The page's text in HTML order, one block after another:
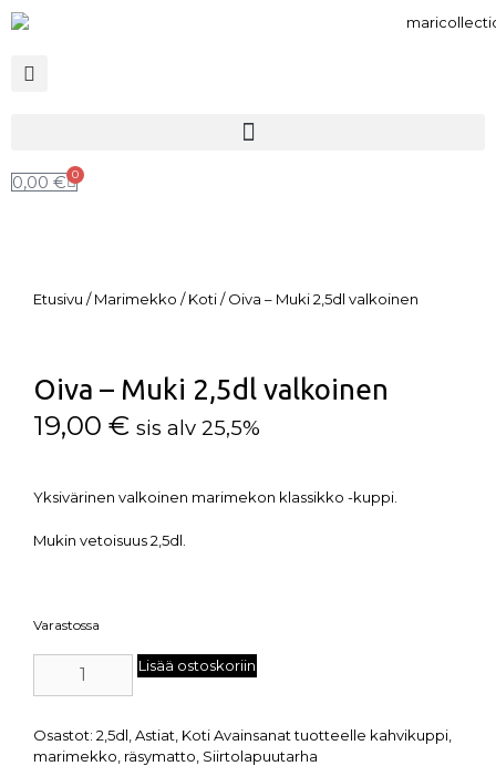
0,00 € 0
Etusivu /Marimekko /Koti/ Oiva – Muki 2,5dl valkoinen
Oiva – Muki 2,5dl valkoinen
19,00 € sis alv 25,5%
Yksivärinen valkoinen marimekon klassikko -kuppi.
Mukin vetoisuus 2,5dl.
Varastossa
Lisää ostoskoriin
Osastot: 2,5dl Astiat KotiAvainsanat tuotteelle kahvikuppi
marimekko räsymatto Siirtolapuutarha